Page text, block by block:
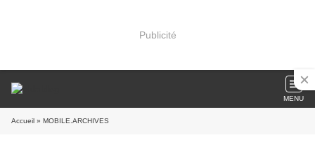
Publicité
MENU
Accueil » MOBILE.ARCHIVES